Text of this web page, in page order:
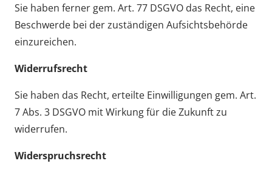
Sie haben ferner gem. Art. 77 DSGVO das Recht, eine
Beschwerde bei der zuständigen Aufsichtsbehörde
einzureichen.
Widerrufsrecht
Sie haben das Recht, erteilte Einwilligungen gem. Art.
7 Abs. 3 DSGVO mit Wirkung für die Zukunft zu
widerrufen.
Widerspruchsrecht